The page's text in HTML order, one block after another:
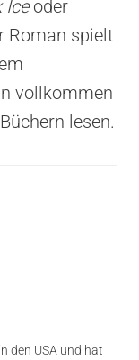
Iceoder
Roman spielt
vollkommen
lesen.
den USA und hat